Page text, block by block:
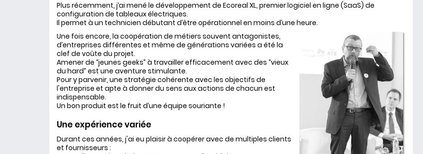
Plus récemment, j’ai mené le développement de Ecoreal XL, premier logiciel en ligne (SaaS) de
configuration de tableaux électriques.
Il permet à un technicien débutant d’être opérationnel en moins d’une heure.
Une fois encore, la coopération de métiers souvent antagonistes,
d’entreprises différentes et même de générations variées a été la
clef de voûte du projet.
Amener de “jeunes geeks” à travailler efficacement avec des “vieux
du hard” est une aventure stimulante.
Pour y parvenir, une stratégie cohérente avec les objectifs de
l'entreprise et apte à donner du sens aux actions de chacun est
indispensable.
Un bon produit est le fruit d’une équipe souriante !
Une expérience variée
Durant ces années, j'ai eu plaisir à coopérer avec de multiples clients
et fournisseurs :